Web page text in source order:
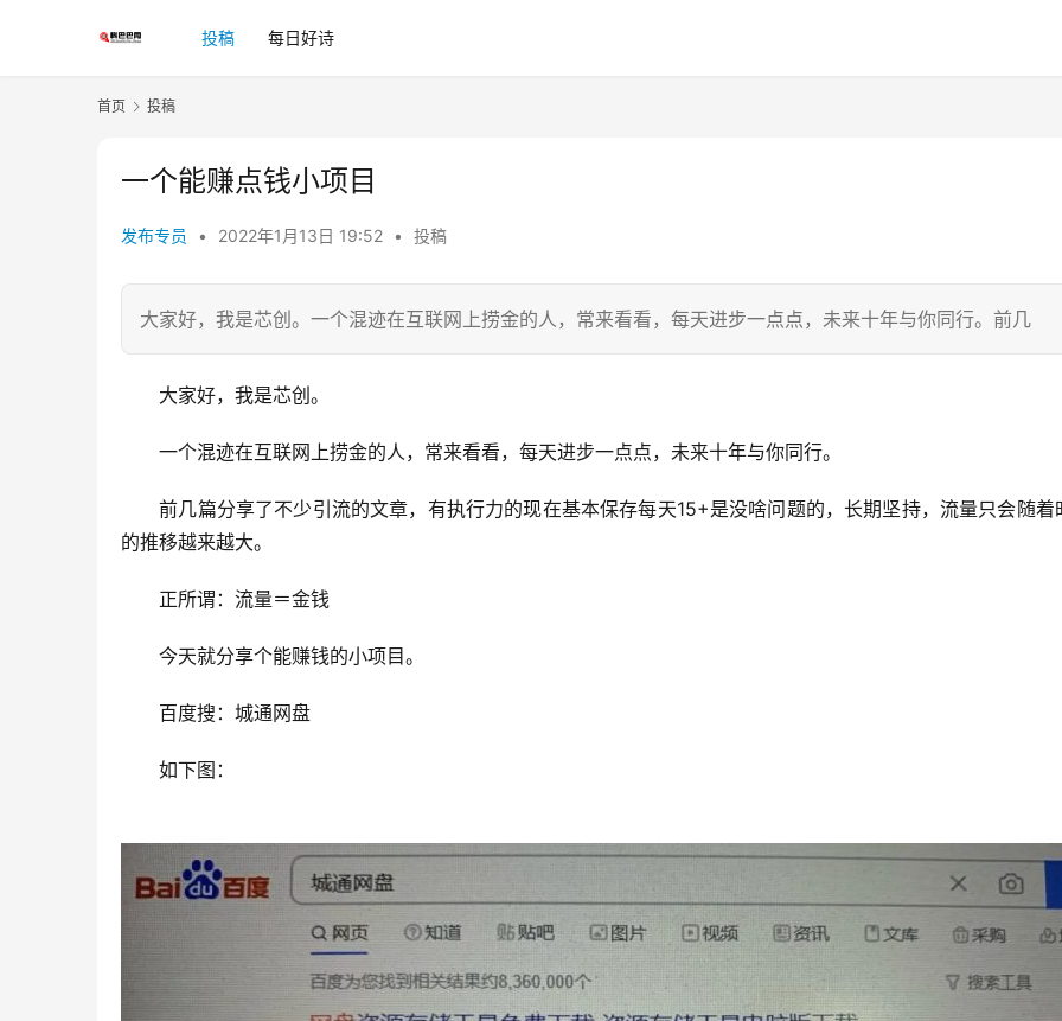
投稿 每日好诗
首页 投稿
一个能赚点钱小项目
发布专员 • 2022年1月13日 19:52 • 投稿
大家好，我是芯创。一个混迹在互联网上捞金的人，常来看看，每天进步一点点，未来十年与你同行。前几
大家好，我是芯创。
一个混迹在互联网上捞金的人，常来看看，每天进步一点点，未来十年与你同行。
前几篇分享了不少引流的文章，有执行力的现在基本保存每天15+是没啥问题的，长期坚持，流量只会随着
的推移越来越大。
正所谓：流量＝金钱
今天就分享个能赚钱的小项目。
百度搜：城通网盘
如下图：